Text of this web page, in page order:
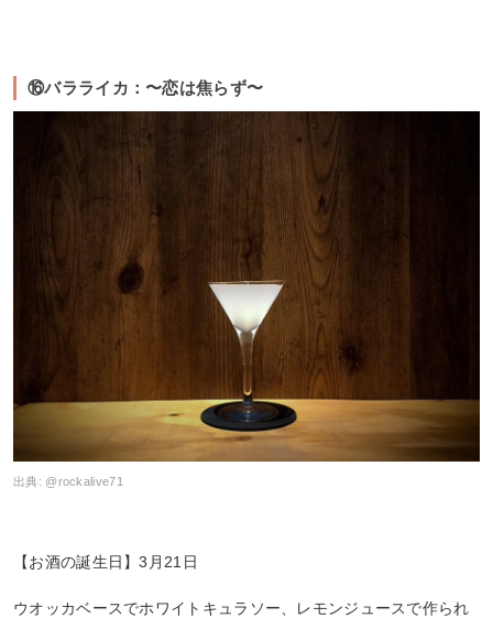
⑯バラライカ：〜恋は焦らず〜
出典: @rockalive71
【お酒の誕生日】3月21日
ウオッカベースでホワイトキュラソー、レモンジュースで作られ